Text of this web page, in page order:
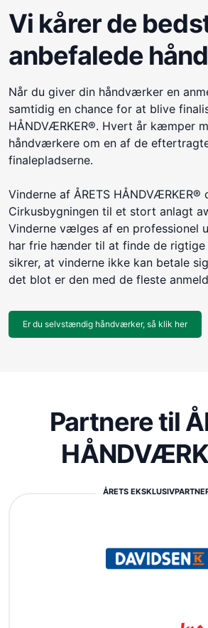
Vi kårer de
anbefalede
Når du giver din håndværker en
samtidig en chance for at blive
HÅNDVÆRKER®. Hvert år kæmper
håndværkere om en af de
finalepladserne.
Vinderne af ÅRETS
Cirkusbygningen til et stort anlagt
Vinderne vælges af en professionel
har frie hænder til at finde de rigtige
sikrer, at vinderne ikke kan betale
det blot er den med de fleste
Er du selvstændig håndværker, så klik her
Partnere til
ÅRETS